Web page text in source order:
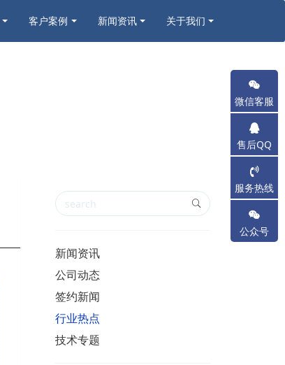
客户案例 新闻资讯 关于我们
新闻资讯
公司动态
签约新闻
行业热点
技术专题
微信客服
售后QQ
服务热线
公众号